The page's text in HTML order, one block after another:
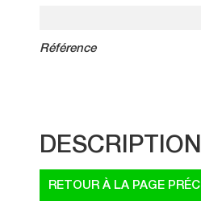
Référence
DESCRIPTION